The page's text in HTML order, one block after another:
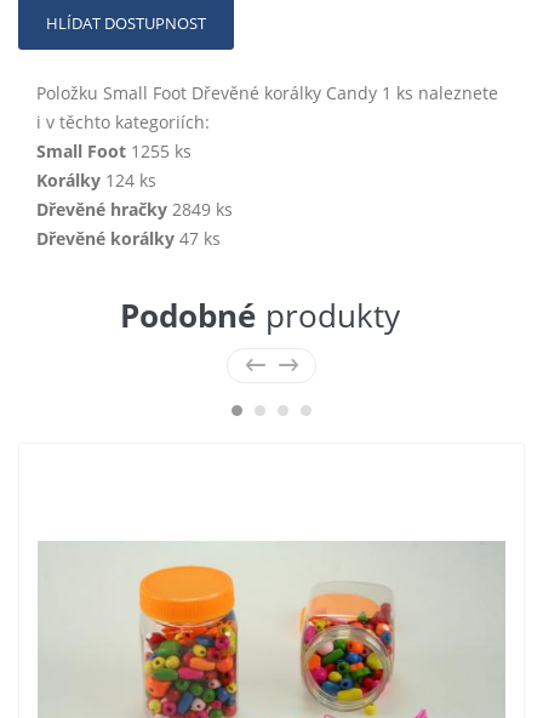
HLÍDAT DOSTUPNOST
Položku Small Foot Dřevěné korálky Candy 1 ks naleznete
i v těchto kategoriích:
Small Foot 1255 ks
Korálky 124 ks
Dřevěné hračky 2849 ks
Dřevěné korálky 47 ks
Podobné produkty